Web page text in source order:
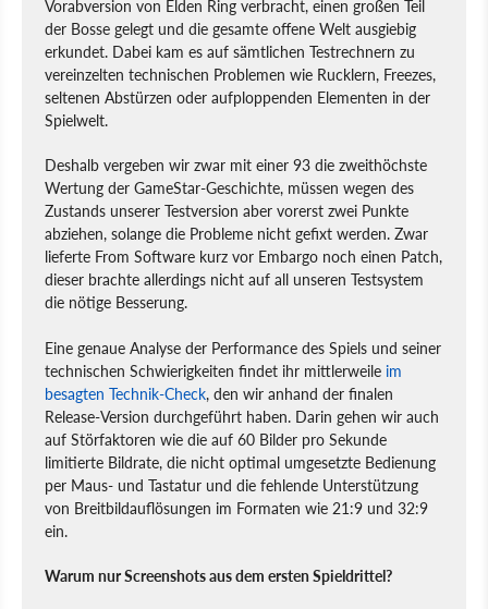
Vorabversion von Elden Ring verbracht, einen großen Teil
der Bosse gelegt und die gesamte offene Welt ausgiebig
erkundet. Dabei kam es auf sämtlichen Testrechnern zu
vereinzelten technischen Problemen wie Rucklern, Freezes,
seltenen Abstürzen oder aufploppenden Elementen in der
Spielwelt.
Deshalb vergeben wir zwar mit einer 93 die zweithöchste
Wertung der GameStar-Geschichte, müssen wegen des
Zustands unserer Testversion aber vorerst zwei Punkte
abziehen, solange die Probleme nicht gefixt werden. Zwar
lieferte From Software kurz vor Embargo noch einen Patch,
dieser brachte allerdings nicht auf all unseren Testsystem
die nötige Besserung.
Eine genaue Analyse der Performance des Spiels und seiner
technischen Schwierigkeiten findet ihr mittlerweile im
besagten Technik-Check, den wir anhand der finalen
Release-Version durchgeführt haben. Darin gehen wir auch
auf Störfaktoren wie die auf 60 Bilder pro Sekunde
limitierte Bildrate, die nicht optimal umgesetzte Bedienung
per Maus- und Tastatur und die fehlende Unterstützung
von Breitbildauflösungen im Formaten wie 21:9 und 32:9
ein.
Warum nur Screenshots aus dem ersten Spieldrittel?